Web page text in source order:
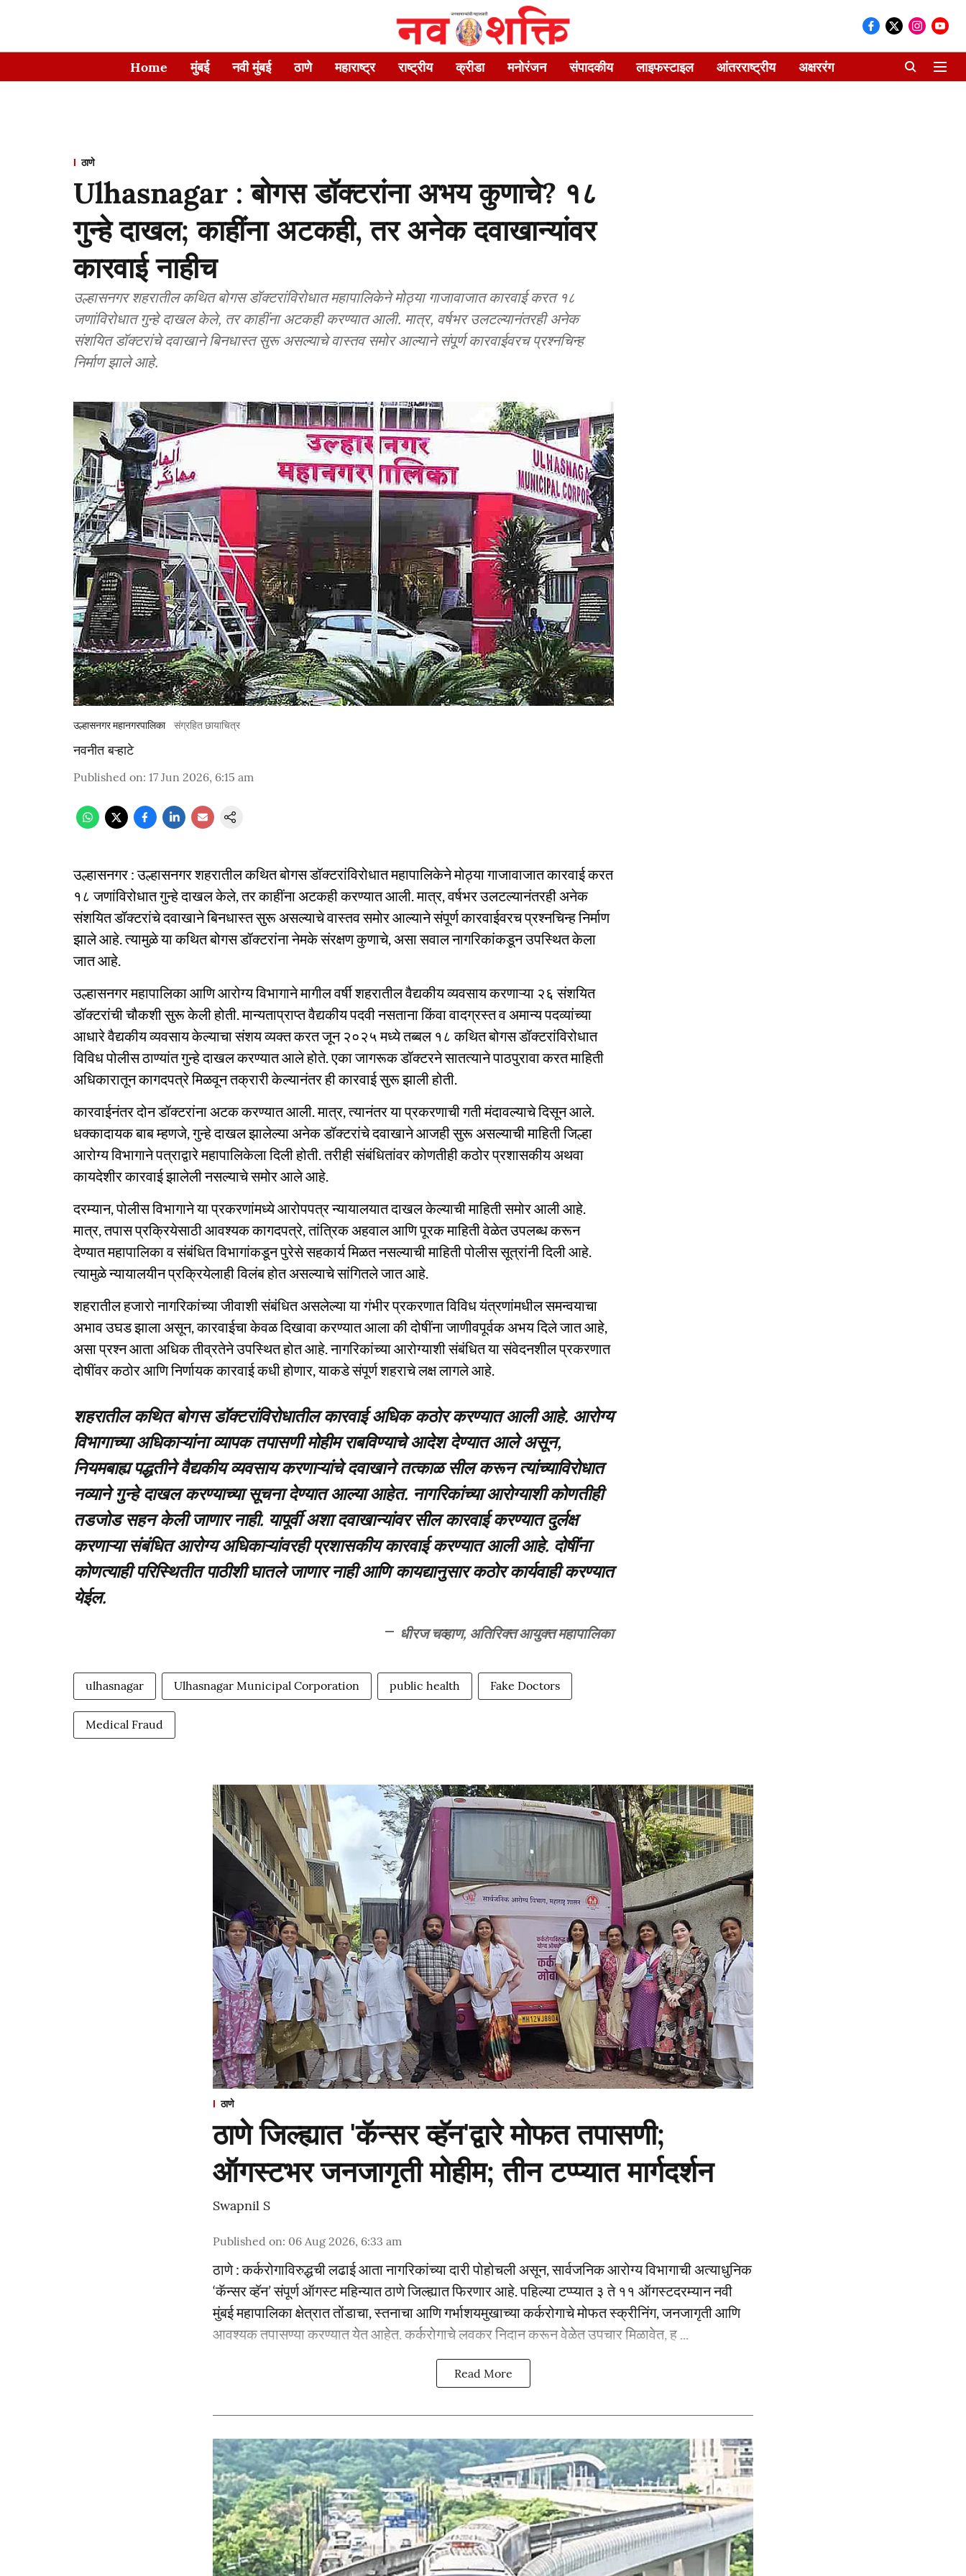
Home मुंबई नवी मुंबई ठाणे महाराष्ट्र राष्ट्रीय क्रीडा मनोरंजन संपादकीय लाइफस्टाइल आंतरराष्ट्रीय अक्षररंग
ठाणे
Ulhasnagar : बोगस डॉक्टरांना अभय कुणाचे? १८
गुन्हे दाखल; काहींना अटकही, तर अनेक दवाखान्यांवर
कारवाई नाहीच
उल्हासनगर शहरातील कथित बोगस डॉक्टरांविरोधात महापालिकेने मोठ्या गाजावाजात कारवाई करत १८
जणांविरोधात गुन्हे दाखल केले, तर काहींना अटकही करण्यात आली. मात्र, वर्षभर उलटल्यानंतरही अनेक
संशयित डॉक्टरांचे दवाखाने बिनधास्त सुरू असल्याचे वास्तव समोर आल्याने संपूर्ण कारवाईवरच प्रश्नचिन्ह
निर्माण झाले आहे.
उल्हासनगर महानगरपालिका संग्रहित छायाचित्र
नवनीत बऱ्हाटे
Published on: 17 Jun 2026, 6:15 am
उल्हासनगर : उल्हासनगर शहरातील कथित बोगस डॉक्टरांविरोधात महापालिकेने मोठ्या गाजावाजात कारवाई करत
१८ जणांविरोधात गुन्हे दाखल केले, तर काहींना अटकही करण्यात आली. मात्र, वर्षभर उलटल्यानंतरही अनेक
संशयित डॉक्टरांचे दवाखाने बिनधास्त सुरू असल्याचे वास्तव समोर आल्याने संपूर्ण कारवाईवरच प्रश्नचिन्ह निर्माण
झाले आहे. त्यामुळे या कथित बोगस डॉक्टरांना नेमके संरक्षण कुणाचे, असा सवाल नागरिकांकडून उपस्थित केला
जात आहे.
उल्हासनगर महापालिका आणि आरोग्य विभागाने मागील वर्षी शहरातील वैद्यकीय व्यवसाय करणाऱ्या २६ संशयित
डॉक्टरांची चौकशी सुरू केली होती. मान्यताप्राप्त वैद्यकीय पदवी नसताना किंवा वादग्रस्त व अमान्य पदव्यांच्या
आधारे वैद्यकीय व्यवसाय केल्याचा संशय व्यक्त करत जून २०२५ मध्ये तब्बल १८ कथित बोगस डॉक्टरांविरोधात
विविध पोलीस ठाण्यांत गुन्हे दाखल करण्यात आले होते. एका जागरूक डॉक्टरने सातत्याने पाठपुरावा करत माहिती
अधिकारातून कागदपत्रे मिळवून तक्रारी केल्यानंतर ही कारवाई सुरू झाली होती.
कारवाईनंतर दोन डॉक्टरांना अटक करण्यात आली. मात्र, त्यानंतर या प्रकरणाची गती मंदावल्याचे दिसून आले.
धक्कादायक बाब म्हणजे, गुन्हे दाखल झालेल्या अनेक डॉक्टरांचे दवाखाने आजही सुरू असल्याची माहिती जिल्हा
आरोग्य विभागाने पत्राद्वारे महापालिकेला दिली होती. तरीही संबंधितांवर कोणतीही कठोर प्रशासकीय अथवा
कायदेशीर कारवाई झालेली नसल्याचे समोर आले आहे.
दरम्यान, पोलीस विभागाने या प्रकरणांमध्ये आरोपपत्र न्यायालयात दाखल केल्याची माहिती समोर आली आहे.
मात्र, तपास प्रक्रियेसाठी आवश्यक कागदपत्रे, तांत्रिक अहवाल आणि पूरक माहिती वेळेत उपलब्ध करून
देण्यात महापालिका व संबंधित विभागांकडून पुरेसे सहकार्य मिळत नसल्याची माहिती पोलीस सूत्रांनी दिली आहे.
त्यामुळे न्यायालयीन प्रक्रियेलाही विलंब होत असल्याचे सांगितले जात आहे.
शहरातील हजारो नागरिकांच्या जीवाशी संबंधित असलेल्या या गंभीर प्रकरणात विविध यंत्रणांमधील समन्वयाचा
अभाव उघड झाला असून, कारवाईचा केवळ दिखावा करण्यात आला की दोषींना जाणीवपूर्वक अभय दिले जात आहे,
असा प्रश्न आता अधिक तीव्रतेने उपस्थित होत आहे. नागरिकांच्या आरोग्याशी संबंधित या संवेदनशील प्रकरणात
दोषींवर कठोर आणि निर्णायक कारवाई कधी होणार, याकडे संपूर्ण शहराचे लक्ष लागले आहे.
शहरातील कथित बोगस डॉक्टरांविरोधातील कारवाई अधिक कठोर करण्यात आली आहे. आरोग्य
विभागाच्या अधिकाऱ्यांना व्यापक तपासणी मोहीम राबविण्याचे आदेश देण्यात आले असून,
नियमबाह्य पद्धतीने वैद्यकीय व्यवसाय करणाऱ्यांचे दवाखाने तत्काळ सील करून त्यांच्याविरोधात
नव्याने गुन्हे दाखल करण्याच्या सूचना देण्यात आल्या आहेत. नागरिकांच्या आरोग्याशी कोणतीही
तडजोड सहन केली जाणार नाही. यापूर्वी अशा दवाखान्यांवर सील कारवाई करण्यात दुर्लक्ष
करणाऱ्या संबंधित आरोग्य अधिकाऱ्यांवरही प्रशासकीय कारवाई करण्यात आली आहे. दोषींना
कोणत्याही परिस्थितीत पाठीशी घातले जाणार नाही आणि कायद्यानुसार कठोर कार्यवाही करण्यात
येईल.
धीरज चव्हाण, अतिरिक्त आयुक्त महापालिका
ulhasnagar Ulhasnagar Municipal Corporation public health Fake Doctors
Medical Fraud
ठाणे
ठाणे जिल्ह्यात 'कॅन्सर व्हॅन'द्वारे मोफत तपासणी;
ऑगस्टभर जनजागृती मोहीम; तीन टप्प्यात मार्गदर्शन
Swapnil S
Published on: 06 Aug 2026, 6:33 am
ठाणे : कर्करोगाविरुद्धची लढाई आता नागरिकांच्या दारी पोहोचली असून, सार्वजनिक आरोग्य विभागाची अत्याधुनिक
‘कॅन्सर व्हॅन’ संपूर्ण ऑगस्ट महिन्यात ठाणे जिल्ह्यात फिरणार आहे. पहिल्या टप्प्यात ३ ते ११ ऑगस्टदरम्यान नवी
मुंबई महापालिका क्षेत्रात तोंडाचा, स्तनाचा आणि गर्भाशयमुखाच्या कर्करोगाचे मोफत स्क्रीनिंग, जनजागृती आणि
आवश्यक तपासण्या करण्यात येत आहेत. कर्करोगाचे लवकर निदान करून वेळेत उपचार मिळावेत, ह ...
Read More